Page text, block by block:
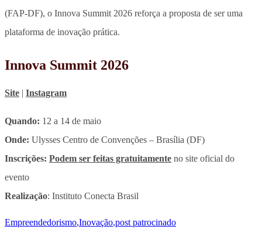
(FAP-DF), o Innova Summit 2026 reforça a proposta de ser uma
plataforma de inovação prática.
Innova Summit 2026
Site | Instagram
Quando: 12 a 14 de maio
Onde: Ulysses Centro de Convenções – Brasília (DF)
Inscrições: Podem ser feitas gratuitamente no site oficial do
evento
Realização: Instituto Conecta Brasil
Empreendedorismo,Inovação,post patrocinado